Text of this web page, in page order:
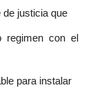
justicia que
regimen con el
para instalar